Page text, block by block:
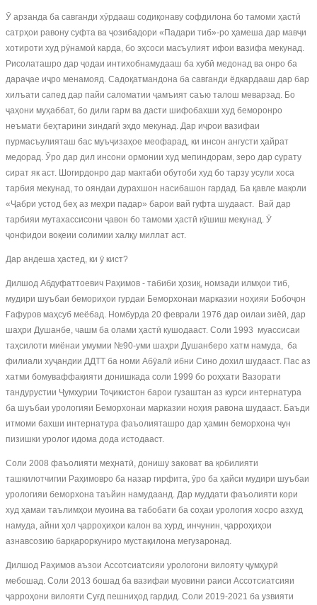
Ӯ арзанда ба савганди хӯрдааш содиқонаву софдилона бо тамоми ҳастӣ
сатрҳои равону суфта ва ҷозибадори «Падари тиб»-ро ҳамеша дар мавҷи
хотироти худ рӯнамоӣ карда, бо эҳсоси масъулият ифои вазифа мекунад.
Рисолаташро дар ҷодаи интихобнамудааш ба хубӣ медонад ва онро ба
дараҷае иҷро менамояд. Садоқатмандона ба савганди ёдкардааш дар бар
хилъати сапед дар пайи саломатии ҷамъият саъю талош меварзад. Бо
ҷаҳони муҳаббат, бо дили гарм ва дасти шифобахши худ беморонро
неъмати беҳтарини зиндагӣ эҳдо мекунад. Дар иҷрои вазифаи
пурмасъулияташ бас муъҷизаҳое меофарад, ки инсон ангусти ҳайрат
медорад. Ӯро дар дил инсони ормонии худ мепиндорам, зеро дар сурату
сират як аст. Шогирдонро дар мактаби обутоби худ бо тарзу усули хоса
тарбия мекунад, то ояндаи дурахшон насибашон гардад. Ба қавле мақоли
«Ҷабри устод беҳ аз меҳри падар» барои вай гуфта шудааст. Вай дар
тарбияи мутахассисони ҷавон бо тамоми ҳастӣ кӯшиш мекунад. Ӯ
ҷонфидои воқеии солимии халқу миллат аст.
Дар андеша ҳастед, ки ӯ кист?
Дилшод Абдуфаттоевич Раҳимов - табиби ҳозиқ, номзади илмҳои тиб,
мудири шуъбаи бемориҳои гурдаи Беморхонаи марказии ноҳияи Бобоҷон
Ғафуров маҳсуб меёбад. Номбурда 20 феврали 1976 дар оилаи зиёӣ, дар
шаҳри Душанбе, чашм ба олами ҳастӣ кушодааст. Соли 1993 муассисаи
таҳсилоти миёнаи умумии №90-уми шаҳри Душанберо хатм намуда, ба
филиали хуҷандии ДДТТ ба номи Абӯалӣ ибни Сино дохил шудааст. Пас аз
хатми бомуваффақияти донишкада соли 1999 бо роҳхати Вазорати
тандурустии Ҷумҳурии Тоҷикистон барои гузаштан аз курси интернатура
ба шуъбаи урологияи Беморхонаи марказии ноҳия равона шудааст. Баъди
итмоми бахши интернатура фаъолияташро дар ҳамин беморхона чун
пизишки уролог идома дода истодааст.
Соли 2008 фаъолияти меҳнатӣ, донишу заковат ва қобилияти
ташкилотчигии Раҳимовро ба назар гирфита, ӯро ба ҳайси мудири шуъбаи
урологияи беморхона таъйин намудаанд. Дар муддати фаъолияти кори
худ ҳамаи таълимҳои муоина ва табобати ба соҳаи урология хосро азхуд
намуда, айни ҳол ҷарроҳиҳои калон ва хурд, инчунин, ҷарроҳиҳои
азнавсозию барқароркуниро мустақилона мегузаронад.
Дилшод Раҳимов аъзои Ассотсиатсияи урологони вилояту ҷумҳурӣ
мебошад. Соли 2013 бошад ба вазифаи муовини раиси Ассотсиатсияи
ҷарроҳони вилояти Суғд пешниҳод гардид. Соли 2019-2021 ба узвияти